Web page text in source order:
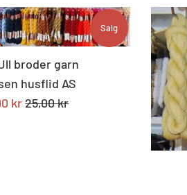
broder garn
husflid AS
krStandard
25,00 kr
Salg